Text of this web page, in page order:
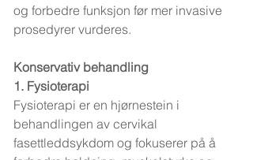
og forbedre funksjon før mer invasive
prosedyrer vurderes.
Konservativ behandling
1. Fysioterapi
Fysioterapi er en hjørnestein i
behandlingen av cervikal
fasettleddsykdom og fokuserer på å